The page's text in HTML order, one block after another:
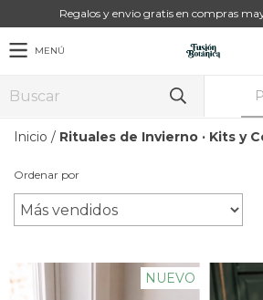
Regalos y envio gratis en compras
MENÚ
Inicio / Rituales de Invierno · Kits y
Ordenar por
NUEVO